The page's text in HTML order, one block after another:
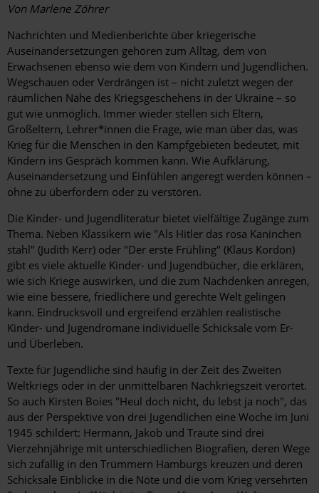
Von Marlene Zöhrer
Nachrichten und Medienberichte über kriegerische
Auseinandersetzungen gehören zum Alltag, dem von
Erwachsenen ebenso wie dem von Kindern und Jugendlichen.
Wegschauen oder Verdrängen ist – nicht zuletzt wegen der
räumlichen Nähe des Kriegsgeschehens in der Ukraine – so
gut wie unmöglich. Immer wieder stellen sich Eltern,
Großeltern, Lehrer*innen die Frage, wie man über das, was
Krieg für die Menschen in den Kampfgebieten bedeutet, mit
Kindern ins Gespräch kommen kann. Wie Aufklärung,
Auseinandersetzung und Einfühlen angeregt werden können –
ohne zu überfordern oder zu verstören.
Die Kinder- und Jugendliteratur bietet vielfältige Zugänge zum
Thema. Neben Klassikern wie "Als Hitler das rosa Kaninchen
stahl" (Judith Kerr) oder "Der erste Frühling" (Klaus Kordon)
gibt es viele aktuelle Kinder- und Jugendbücher, die erklären,
wie sich Kriege auswirken, und die zum Nachdenken anregen,
wie eine bessere, friedlichere und gerechte Welt gelingen
kann. Eindrucksvoll und ergreifend erzählen realistische
Kinder- und Jugendromane individuelle Schicksale vom Er-
und Überleben.
Texte für Jugendliche sind häufig in der Zeit des Zweiten
Weltkriegs oder in der unmittelbaren Nachkriegszeit verortet.
So auch Kirsten Boies "Heul doch nicht, du lebst ja noch", das
aus der Perspektive von drei Jugendlichen eine Woche im Juni
1945 schildert: Hermann, Jakob und Traute sind drei
Vierzehnjährige mit unterschiedlichen Biografien, deren Wege
sich zufällig in den Trümmern Hamburgs kreuzen und deren
Schicksale Einblicke in die Nöte und die vom Krieg versehrten